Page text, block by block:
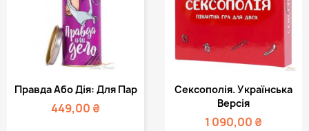
Правда Або Дія: Для Пар
449,00 ₴
Сексополія. Українська
Версія
1 090,00 ₴